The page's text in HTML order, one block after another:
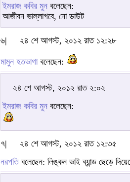
ইমরাজ কবির মুন বলেছেন:
আজীবন ভাল্লাগবে, নো ডাউট
৬| ২৪ শে আগস্ট, ২০১২ রাত ১২:২৮
মামুন হতভাগাবলেছেন:
২৪ শে আগস্ট, ২০১২ রাত ২:০২
ইমরাজ কবির মুন বলেছেন:
৭|
২৪ শে আগস্ট, ২০১২ রাত ১২:৩৫
নরপতিবলেছেন: লিঙ্কন ভাই ব্যান্ড ছেড়ে